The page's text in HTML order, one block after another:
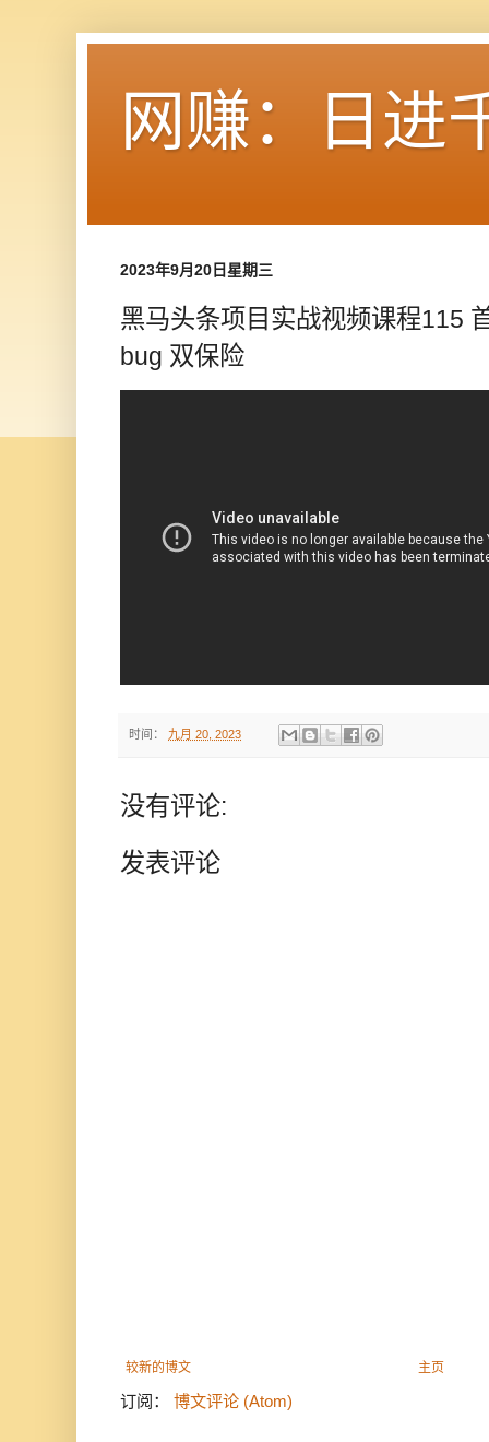
网赚：日进
2023年9月20日星期三
黑马头条项目实战视频课程115
bug 双保险
时间： 九月 20, 2023
没有评论:
发表评论
较新的博文 主页
订阅： 博文评论 (Atom)